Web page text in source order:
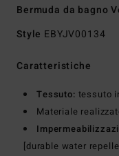
Bermuda da bagno
Style EBYJV00134
Caratteristiche
Tessuto: tessuto
Materiale
[durable water